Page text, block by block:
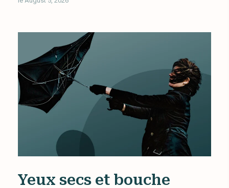
Yeux secs et bouche